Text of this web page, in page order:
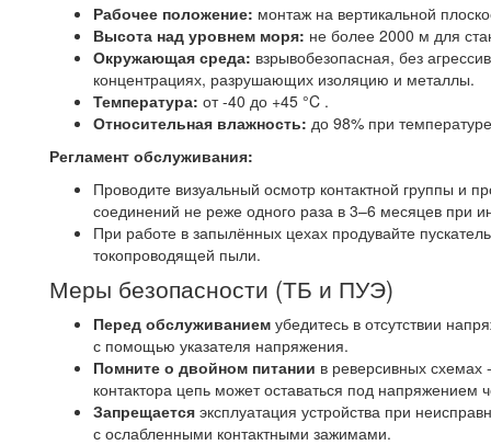
Рабочее положение: монтаж на вертикальной
Высота над уровнем моря: не более 2000 м для
Окружающая среда: взрывобезопасная, без
концентрациях, разрушающих изоляцию и металлы.
Температура: от -40 до +45 °C .
Относительная влажность: до 98% при
Регламент обслуживания:
Проводите визуальный осмотр контактной группы и
соединений не реже одного раза в 3–6 месяцев при
При работе в запылённых цехах продувайте
токопроводящей пыли.
Меры безопасности (ТБ и ПУЭ)
Перед обслуживанием убедитесь в отсутствии
с помощью указателя напряжения.
Помните о двойном питании в реверсивных схемах
контактора цепь может оставаться под напряжением
Запрещается эксплуатация устройства при
с ослабленными контактными зажимами.